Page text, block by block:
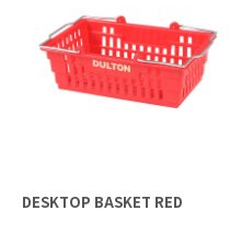
DESKTOP BASKET RED